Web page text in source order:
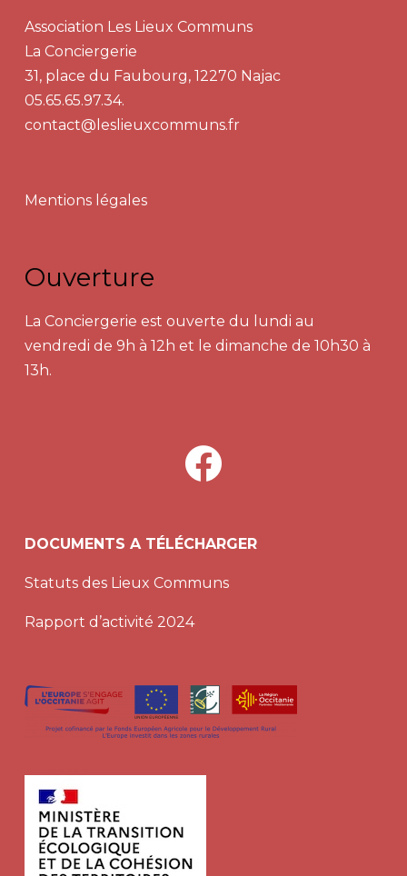
Association Les Lieux Communs
La Conciergerie
31, place du Faubourg, 12270 Najac
05.65.65.97.34.
contact@leslieuxcommuns.fr
Mentions légales
Ouverture
La Conciergerie est ouverte du lundi au
vendredi de 9h à 12h et le dimanche de 10h30 à
13h.
facebook
DOCUMENTS A TÉLÉCHARGER
Statuts des Lieux Communs
Rapport d’activité 2024